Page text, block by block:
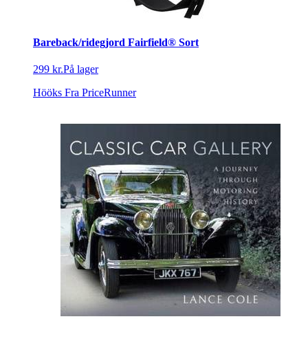
Bareback/ridegjord Fairfield® Sort
299 kr.På lager
Hööks Fra PriceRunner